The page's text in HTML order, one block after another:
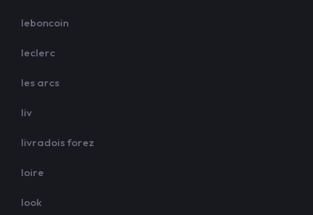
leboncoin
leclerc
les arcs
liv
livradois forez
loire
look